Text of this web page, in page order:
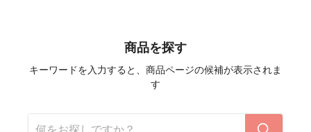
商品を探す
キーワードを入力すると、商品ページの候補が表示されま
す